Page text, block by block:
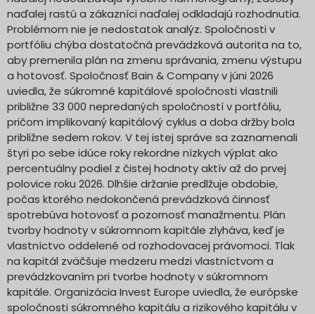
naďalej rastú a zákazníci naďalej odkladajú rozhodnutia.
Problémom nie je nedostatok analýz. Spoločnosti v
portfóliu chýba dostatočná prevádzková autorita na to,
aby premenila plán na zmenu správania, zmenu výstupu
a hotovosť. Spoločnosť Bain & Company v júni 2026
uviedla, že súkromné kapitálové spoločnosti vlastnili
približne 33 000 nepredaných spoločností v portfóliu,
pričom implikovaný kapitálový cyklus a doba držby bola
približne sedem rokov. V tej istej správe sa zaznamenali
štyri po sebe idúce roky rekordne nízkych výplat ako
percentuálny podiel z čistej hodnoty aktív až do prvej
polovice roku 2026. Dlhšie držanie predlžuje obdobie,
počas ktorého nedokončená prevádzková činnosť
spotrebúva hotovosť a pozornosť manažmentu. Plán
tvorby hodnoty v súkromnom kapitále zlyháva, keď je
vlastníctvo oddelené od rozhodovacej právomoci. Tlak
na kapitál zväčšuje medzeru medzi vlastníctvom a
prevádzkovaním pri tvorbe hodnoty v súkromnom
kapitále. Organizácia Invest Europe uviedla, že európske
spoločnosti súkromného kapitálu a rizikového kapitálu v